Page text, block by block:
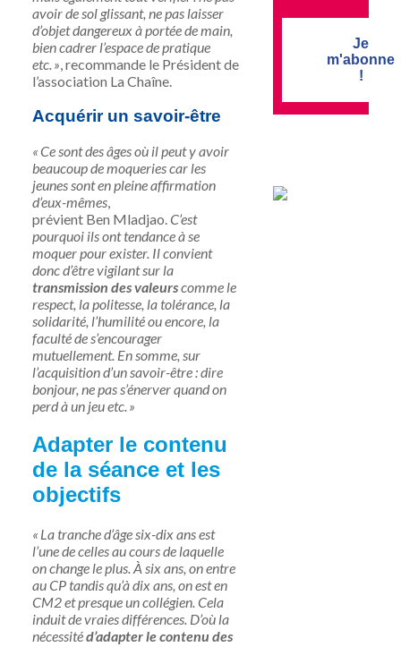
avoir de sol glissant, ne pas laisser
d’objet dangereux à portée de main,
bien cadrer l’espace de pratique
etc. », recommande le Président de
l’association La Chaîne.
Acquérir un savoir-être
« Ce sont des âges où il peut y avoir
beaucoup de moqueries car les
jeunes sont en pleine affirmation
d’eux-mêmes,
prévient Ben Mladjao.C’est
pourquoi ils ont tendance à se
moquer pour exister. Il convient
donc d’être vigilant sur la
transmission des valeurscomme le
respect, la politesse, la tolérance, la
solidarité, l’humilité ou encore, la
faculté de s’encourager
mutuellement. En somme, sur
l’acquisition d’un savoir-être : dire
bonjour, ne pas s’énerver quand on
perd à un jeu etc. »
Adapter le contenu
de la séance et les
objectifs
« La tranche d’âge six-dix ans est
l’une de celles au cours de laquelle
on change le plus. À six ans, on entre
au CP tandis qu’à dix ans, on est en
CM2 et presque un collégien. Cela
induit de vraies différences. D’où la
nécessitéd’adapter le contenu des
Je
m'abonne
!